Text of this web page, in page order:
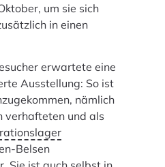
um sie sich
in einen
erwartete eine
Ausstellung: So ist
nämlich
verhafteten und als
Belsen